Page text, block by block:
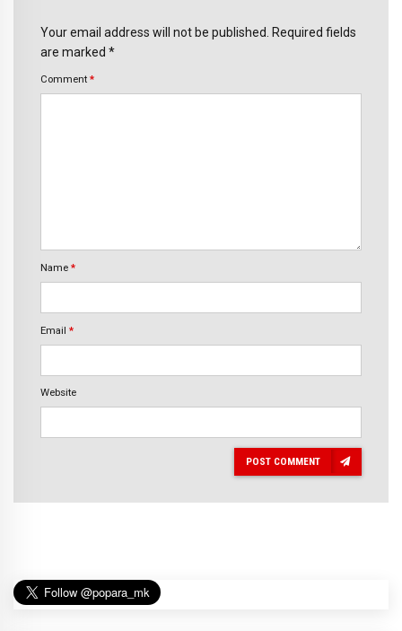
Your email address will not be published. Required fields
are marked *
Comment *
Name *
Email *
Website
POST COMMENT